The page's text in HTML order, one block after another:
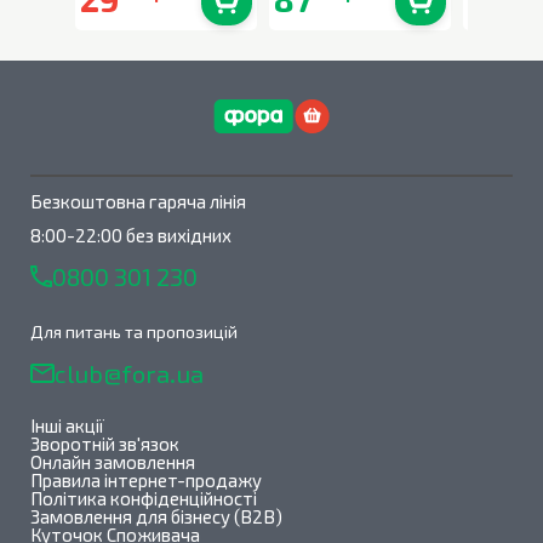
Безкоштовна гаряча лінія
8:00-22:00 без вихідних
0800 301 230
Для питань та пропозицій
club@fora.ua
Інші акції
Зворотній зв'язок
Онлайн замовлення
Правила інтернет-продажу
Політика конфіденційності
Замовлення для бізнесу (B2B)
Куточок Споживача